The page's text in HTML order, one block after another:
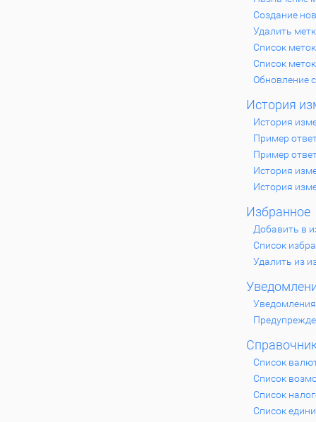
Создание
Удалить
Список меток
Список меток
Обновление
История
История
Пример
Пример
История
История
Избранное
Добавить в
Список
Удалить из
Уведомления
Список
Список
Список
Список